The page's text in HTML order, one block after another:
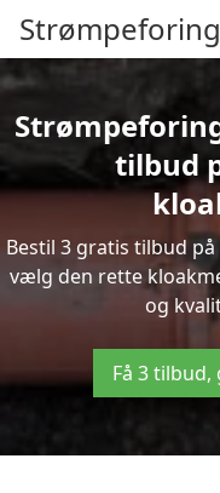
tilbud
Bestil 3 gratis tilbud
vælg den rette
og
Få 3